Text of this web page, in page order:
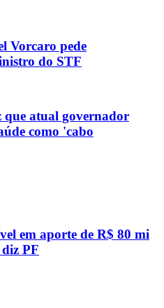
Vorcaro pede
do STF
que atual governador
como 'cabo
em aporte de R$ 80 mi
PF